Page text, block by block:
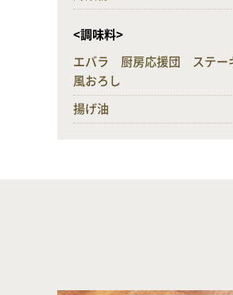
<調味料>
エバラ 厨房応援団 ステー
風おろし
揚げ油